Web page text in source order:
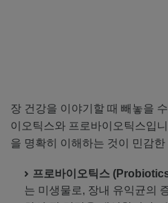
장 건강을 이야기할 때 빼놓을
이오틱스와 프로바이오틱스입
을 명확히 이해하는 것이 민감
프로바이오틱스
는 미생물로, 장내 유익균의